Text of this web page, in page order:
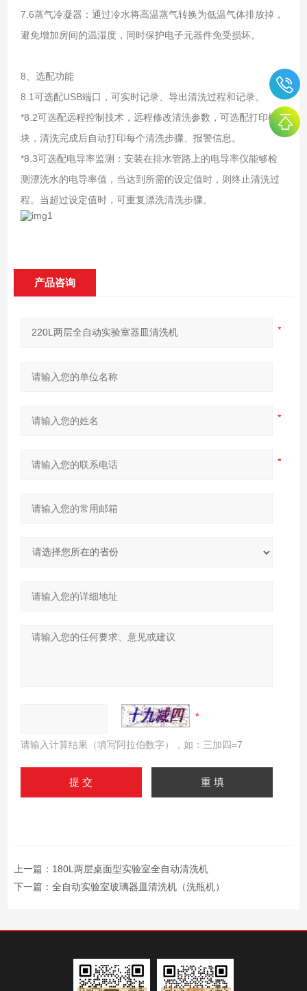
7.6蒸气冷凝器：通过冷水将高温蒸气转换为低温气体排放掉，
避免增加房间的温湿度，同时保护电子元器件免受损坏。
8、选配功能
8.1可选配USB端口，可实时记录、导出清洗过程和记录。
*8.2可选配远程控制技术，远程修改清洗参数，可选配打印模
块，清洗完成后自动打印每个清洗步骤、报警信息。
*8.3可选配电导率监测：安装在排水管路上的电导率仪能够检
测漂洗水的电导率值，当达到所需的设定值时，则终止清洗过
程。当超过设定值时，可重复漂洗清洗步骤。
产品咨询
请输入计算结果（填写阿拉伯数字），如：三加四=7
上一篇： 180L两层桌面型实验室全自动清洗机
下一篇： 全自动实验室玻璃器皿清洗机（洗瓶机）